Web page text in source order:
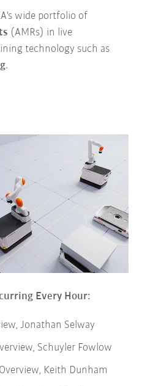
wide portfolio of
(AMRs) in live
technology such as
.
Every Hour:
Jonathan Selway
Schuyler Fowlow
Keith Dunham